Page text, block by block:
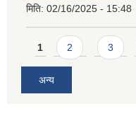
मिति: 02/16/2025 - 15:48
Pages
1 2 3
अन्य